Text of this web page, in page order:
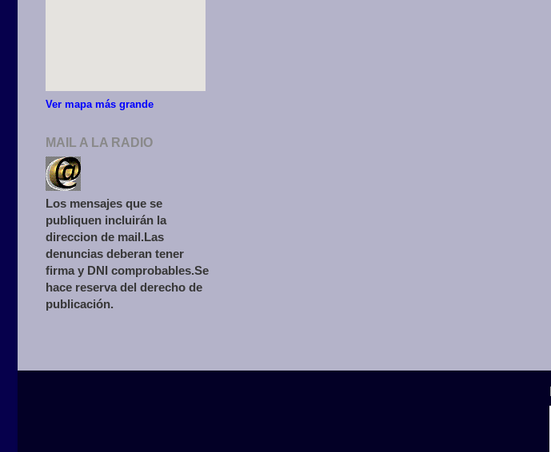
Ver mapa más grande
MAIL A LA RADIO
Los mensajes que se
publiquen incluirán la
direccion de mail.Las
denuncias deberan tener
firma y DNI comprobables.Se
hace reserva del derecho de
publicación.